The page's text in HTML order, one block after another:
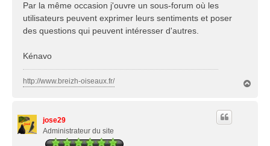
Par la même occasion j'ouvre un sous-forum où les
utilisateurs peuvent exprimer leurs sentiments et poser
des questions qui peuvent intéresser d'autres.
Kénavo
http://www.breizh-oiseaux.fr/
jose29
Administrateur du site